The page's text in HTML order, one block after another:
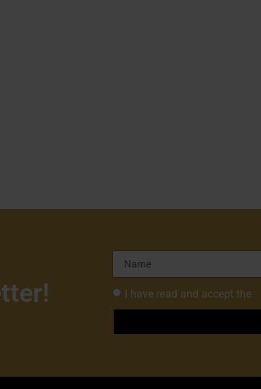
I have read and accept the